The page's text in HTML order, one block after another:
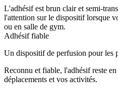
L'adhésif est brun clair et semi-
l'attention sur le dispositif lorsque
ou en salle de gym.
Adhésif fiable
Un dispositif de perfusion pour les
Reconnu et fiable, l'adhésif reste
déplacements et vos activités.